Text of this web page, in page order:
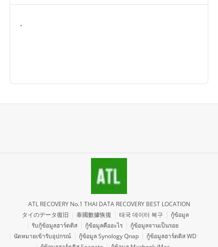
.
ATL RECOVERY No.1 THAI DATA RECOVERY BEST LOCATION
タイのデータ復旧
泰國數據恢復 태국 데이터 복구
กู้ข้อมูล
รับกู้ข้อมูลฮาร์ดดิส
กู้ข้อมูลคืออะไร
กู้ข้อมูลจานเป็นรอย
นัดหมายเข้ารับอุปกรณ์
กู้ข้อมูล Synology Qnap
กู้ข้อมูลฮาร์ดดิส WD